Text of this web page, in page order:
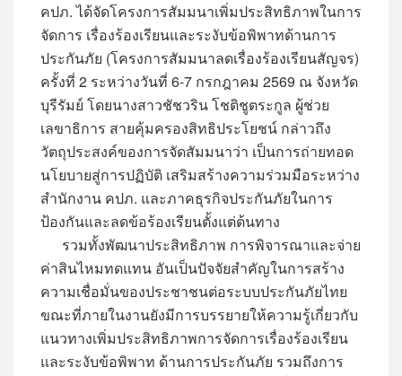
คปภ. ได้จัดโครงการสัมมนาเพิ่มประสิทธิภาพในการ
จัดการ เรื่องร้องเรียนและระงับข้อพิพาทด้านการ
ประกันภัย (โครงการสัมมนาลดเรื่องร้องเรียนสัญจร)
ครั้งที่ 2 ระหว่างวันที่ 6-7 กรกฎาคม 2569 ณ จังหวัด
บุรีรัมย์ โดยนางสาวชัชวริน โชติชูตระกูล ผู้ช่วย
เลขาธิการ สายคุ้มครองสิทธิประโยชน์ กล่าวถึง
วัตถุประสงค์ของการจัดสัมมนาว่า เป็นการถ่ายทอด
นโยบายสู่การปฏิบัติ เสริมสร้างความร่วมมือระหว่าง
สำนักงาน คปภ. และภาคธุรกิจประกันภัยในการ
ป้องกันและลดข้อร้องเรียนตั้งแต่ต้นทาง
รวมทั้งพัฒนาประสิทธิภาพ การพิจารณาและจ่าย
ค่าสินไหมทดแทน อันเป็นปัจจัยสำคัญในการสร้าง
ความเชื่อมั่นของประชาชนต่อระบบประกันภัยไทย
ขณะที่ภายในงานยังมีการบรรยายให้ความรู้เกี่ยวกับ
แนวทางเพิ่มประสิทธิภาพการจัดการเรื่องร้องเรียน
และระงับข้อพิพาท ด้านการประกันภัย รวมถึงการ